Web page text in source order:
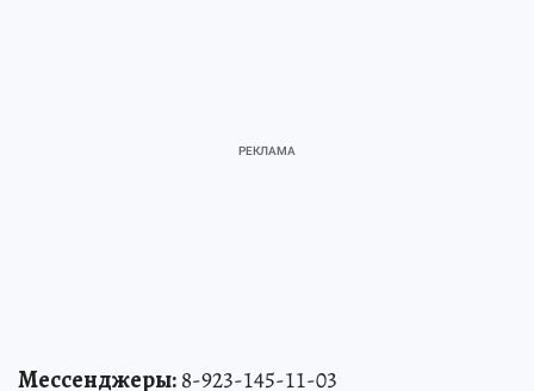
Мессенджеры:8-923-145-11-03